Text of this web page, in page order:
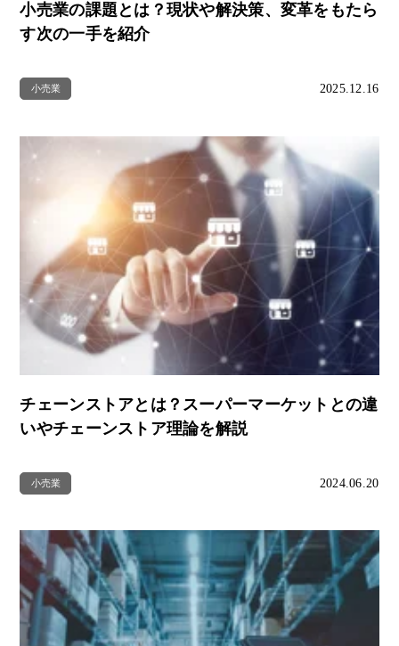
小売業の課題とは？現状や解決策、変革をもたら
す次の一手を紹介
小売業 2025.12.16
チェーンストアとは？スーパーマーケットとの違
いやチェーンストア理論を解説
小売業 2024.06.20